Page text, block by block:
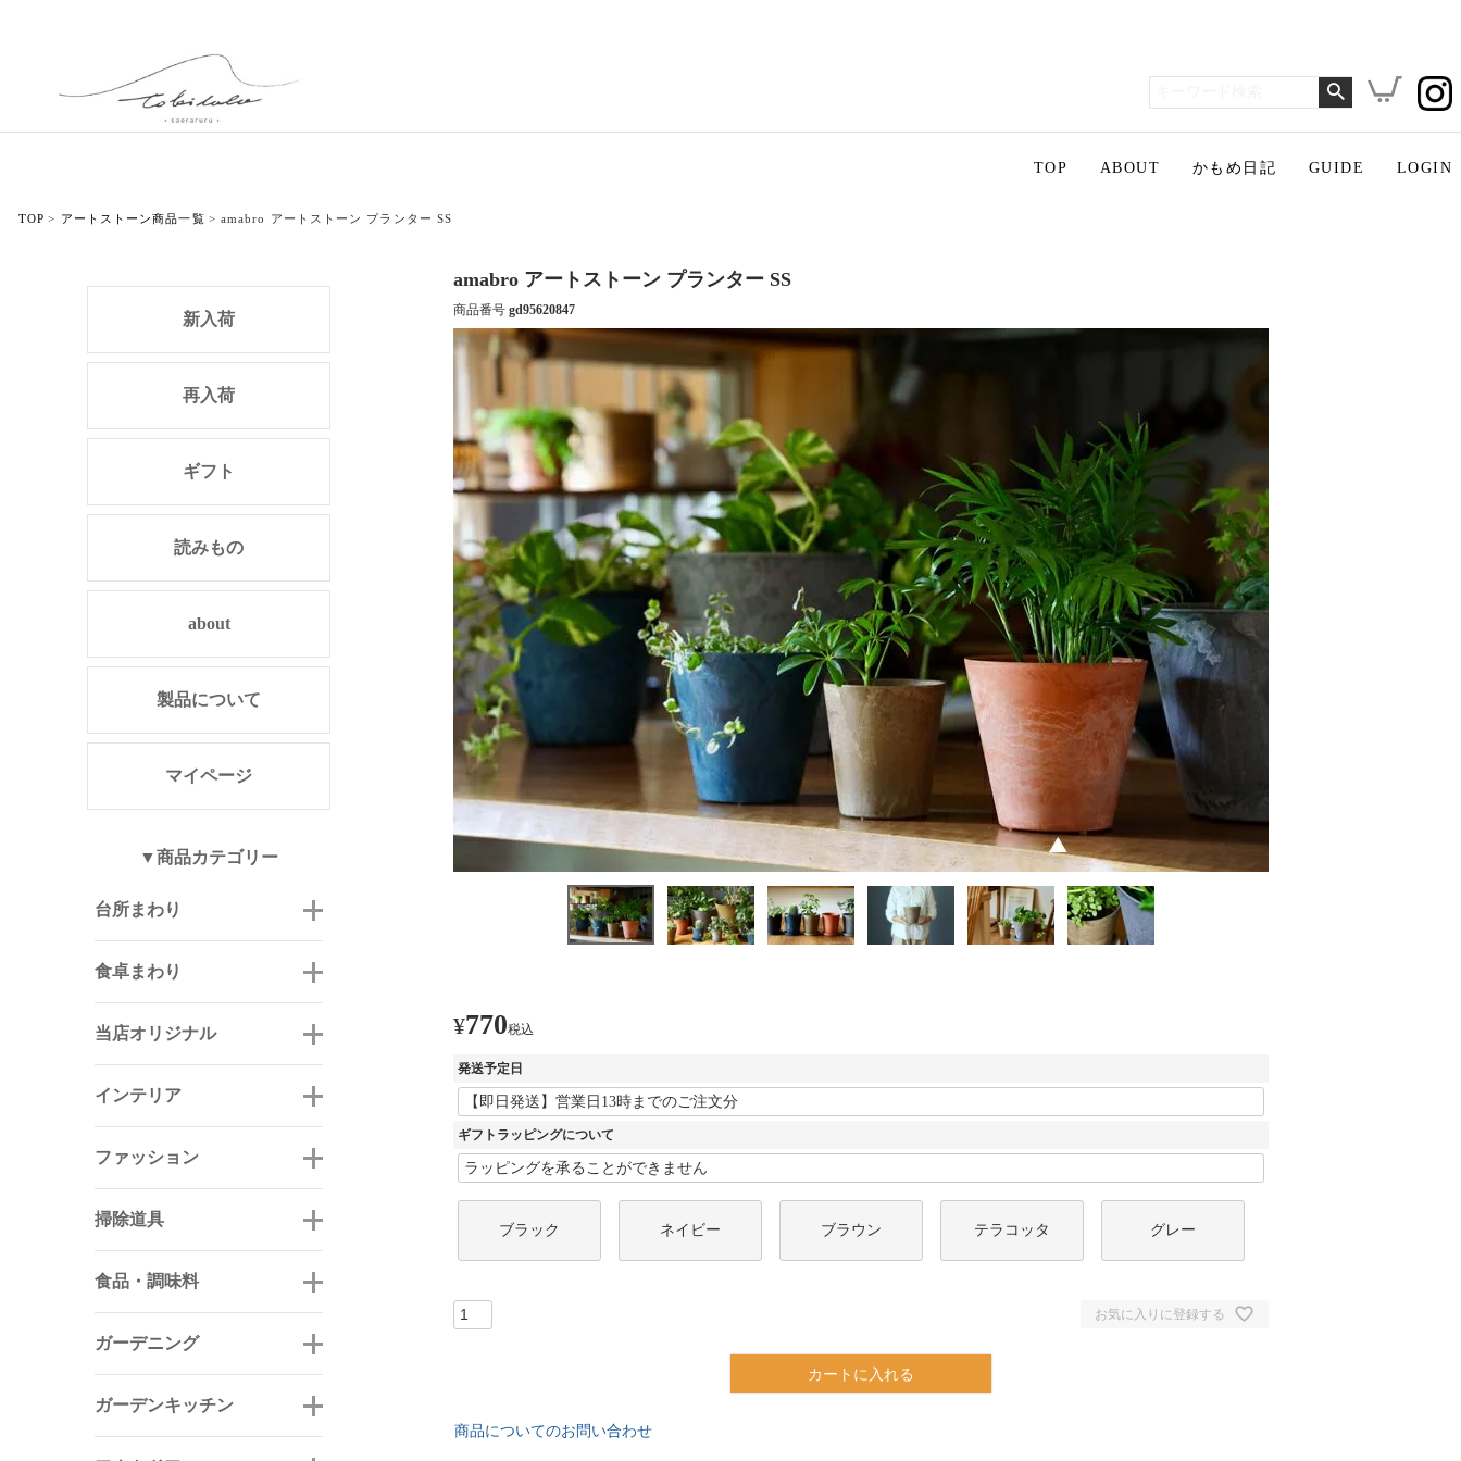
TOP ABOUT かもめ日記 GUIDE LOGIN
TOP アートストーン商品一覧 amabro アートストーン プランター SS
新入荷
再入荷
ギフト
読みもの
about
製品について
マイページ
▼商品カテゴリー
台所まわり
食卓まわり
当店オリジナル
インテリア
ファッション
掃除道具
食品・調味料
ガーデニング
ガーデンキッチン
amabro アートストーン プランター SS
商品番号 gd95620847
¥770税込
発送予定日
ギフトラッピングについて
ブラック ネイビー ブラウン テラコッタ グレー
お気に入りに登録する
カートに入れる
商品についてのお問い合わせ